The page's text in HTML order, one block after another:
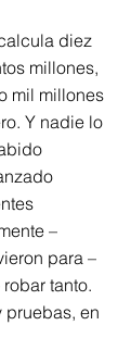
diez
millones,
mil millones
Y nadie lo
–
para –
tanto.
pruebas, en